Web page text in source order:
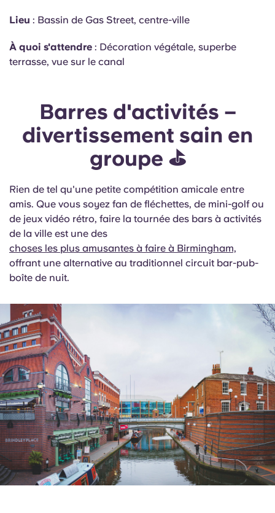
Lieu : Bassin de Gas Street, centre-ville
À quoi s'attendre : Décoration végétale, superbe
terrasse, vue sur le canal
Barres d'activités –
divertissement sain en
groupe ⛳
Rien de tel qu'une petite compétition amicale entre
amis. Que vous soyez fan de fléchettes, de mini-golf ou
de jeux vidéo rétro, faire la tournée des bars à activités
de la ville est une des
choses les plus amusantes à faire à Birmingham,
offrant une alternative au traditionnel circuit bar-pub-
boîte de nuit.